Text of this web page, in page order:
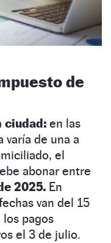
de
ciudad: en las
varía de una a
el
abonar entre
2025. En
van del 15
pagos
el 3 de julio.